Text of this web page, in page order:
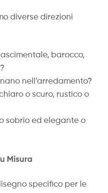
diverse direzioni
barocco,
nell’arredamento?
o scuro, rustico o
sobrio ed elegante o
Misura
specifico per le